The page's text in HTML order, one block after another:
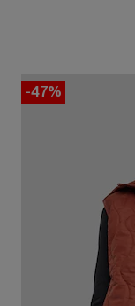
-47%